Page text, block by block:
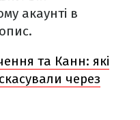
акаунті в
та Канн: які
через